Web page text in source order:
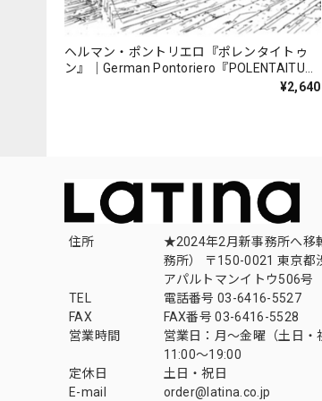
ヘルマン・ポントリエロ『ポレンタイトゥ
ン』｜German Pontoriero『POLENTAITUM
¥2,640
住所
★2024年2月新事務所へ移
務所） 〒150-0021 東京都
アパルトマンイトウ506号
TEL
電話番号 03-6416-5527
FAX
FAX番号 03-6416-5528
営業時間
営業日：月〜金曜（土日・
11:00〜19:00
定休日
土日・祝日
E-mail
order@latina.co.jp